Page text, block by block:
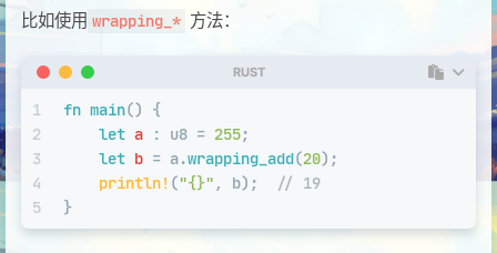
比如使用 wrapping_* 方法：
RUST
1
2
3
4
5
fn main() {
let a : u8 = 255;
let b = a.wrapping_add(20);
println! ("{}" , b);
// 19
}